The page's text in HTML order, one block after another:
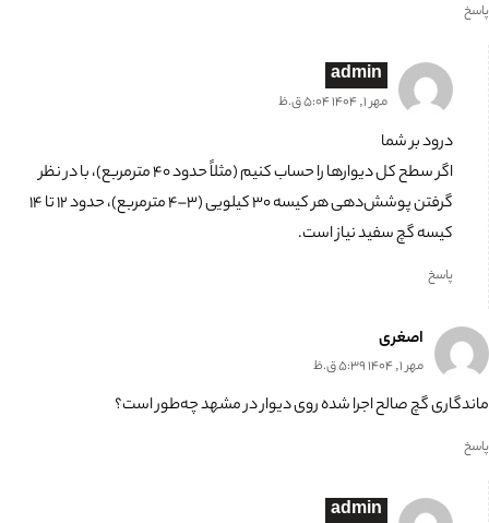
پاسخ
admin
مهر 1, 1404 5:04 ق.ظ
درود بر شما
اگر سطح کل دیوارها را حساب کنیم (مثلاً حدود ۴۰ مترمربع)، با در نظر
گرفتن پوشش‌دهی هر کیسه ۳۰ کیلویی (۳–۴ مترمربع)، حدود ۱۲ تا ۱۴
کیسه گچ سفید نیاز است.
پاسخ
اصغری
مهر 1, 1404 5:39 ق.ظ
ماندگاری گچ صالح اجرا شده روی دیوار در مشهد چه‌طور است؟
پاسخ
admin